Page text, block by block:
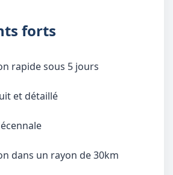
forts
rapide sous 5 jours
et détaillé
dans un rayon de 30km